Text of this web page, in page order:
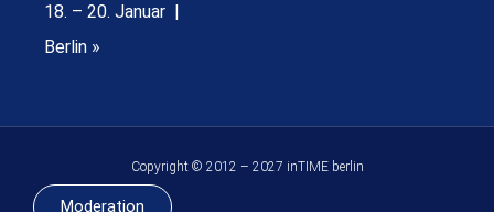
18. – 20. Januar |
Berlin »
Copyright © 2012 – 2027 inTIME berlin
Moderation